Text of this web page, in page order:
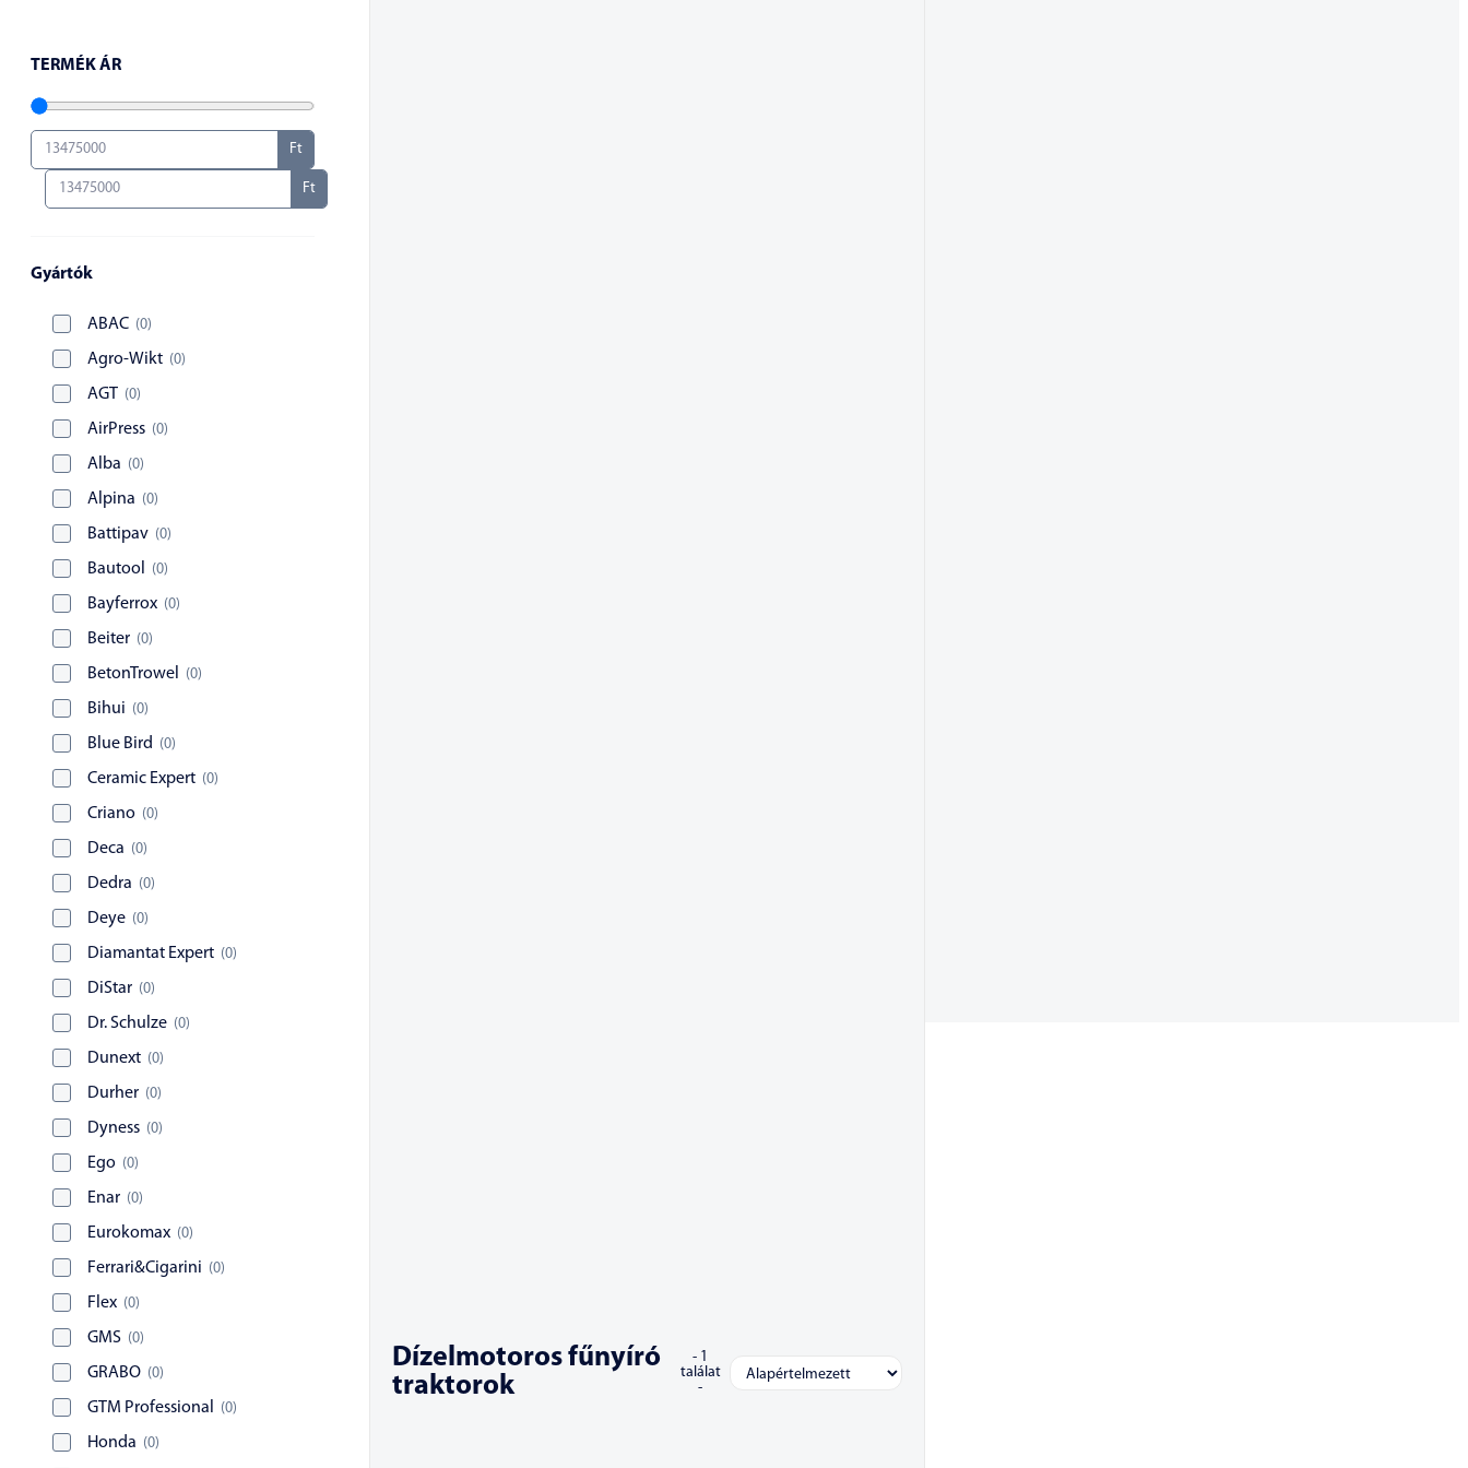
TERMÉK ÁR
Ft
Ft
Gyártók
ABAC (0)
Agro-Wikt (0)
AGT (0)
AirPress (0)
Alba (0)
Alpina (0)
Battipav (0)
Bautool (0)
Bayferrox (0)
Beiter (0)
BetonTrowel (0)
Bihui (0)
Blue Bird (0)
Ceramic Expert (0)
Criano (0)
Deca (0)
Dedra (0)
Deye (0)
Diamantat Expert (0)
DiStar (0)
Dr. Schulze (0)
Dunext (0)
Durher (0)
Dyness (0)
Ego (0)
Enar (0)
Eurokomax (0)
Ferrari&Cigarini (0)
Flex (0)
GMS (0)
GRABO (0)
GTM Professional (0)
Honda (0)
Dízelmotoros fűnyíró
traktorok
- 1
találat
-